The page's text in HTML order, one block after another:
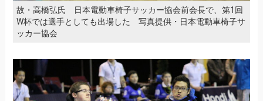
故・高橋弘氏 日本電動車椅子サッカー協会前会長で、第1回
W杯では選手としても出場した 写真提供・日本電動車椅子サ
ッカー協会